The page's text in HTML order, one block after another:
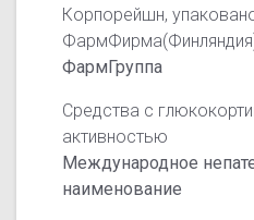
Корпорейшн,
ФармГруппа
Средства с
активностью
Международное
наименование